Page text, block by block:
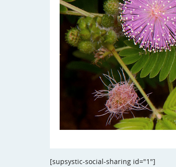
[supsystic-social-sharing id="1"]